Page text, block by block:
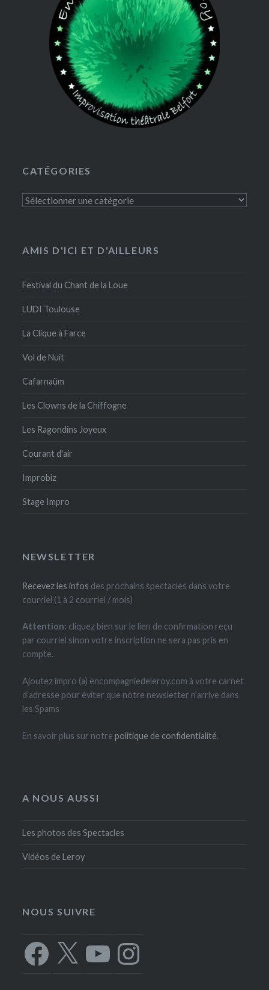
CATÉGORIES
Catégories
AMIS D'ICI ET D'AILLEURS
Festival du Chant de la Loue
LUDI Toulouse
La Clique à Farce
Vol de Nuit
Cafarnaüm
Les Clowns de la Chiffogne
Les Ragondins Joyeux
Courant d'air
Improbiz
Stage Impro
NEWSLETTER
Recevez les infos des prochains spectacles dans votre
courriel (1 à 2 courriel / mois)
Attention: cliquez bien sur le lien de confirmation reçu
par courriel sinon votre inscription ne sera pas pris en
compte.
Ajoutez impro (a) encompagniedeleroy.com à votre carnet
d’adresse pour éviter que notre newsletter n’arrive dans
les Spams
En savoir plus sur notrepolitique de confidentialité.
A NOUS AUSSI
Les photos des Spectacles
Vidéos de Leroy
NOUS SUIVRE
Facebook
X Instagram